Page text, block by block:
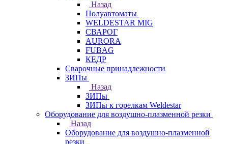
Назад
Полуавтоматы
WELDESTAR MIG
СВАРОГ
AURORA
FUBAG
КЕДР
Сварочные принадлежности
ЗИПы
Назад
ЗИПы
ЗИПы к горелкам Weldestar
Оборудование для воздушно-плазменной резки
Назад
Оборудование для воздушно-плазменной
резки